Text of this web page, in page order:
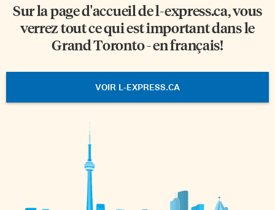
Sur la page d'accueil del-express.ca, vous
verrez tout ce qui est important dans le
Grand Toronto - en français!
VOIR L-EXPRESS.CA